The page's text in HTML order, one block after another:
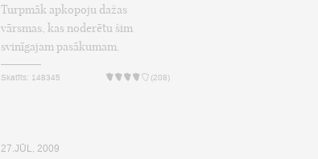
Turpmāk apkopoju dažas
vārsmas, kas noderētu šim
svinīgajam pasākumam.
Skatīts: 148345 (208)
27.JŪL, 2009